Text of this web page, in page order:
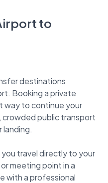
to
destinations
Booking a private
way to continue your
public transport
landing.
travel directly to your
meeting point in a
with a professional